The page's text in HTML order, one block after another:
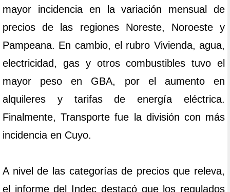
mayor incidencia en la variación mensual de
precios de las regiones Noreste, Noroeste y
Pampeana. En cambio, el rubro Vivienda, agua,
electricidad, gas y otros combustibles tuvo el
mayor peso en GBA, por el aumento en
alquileres y tarifas de energía eléctrica.
Finalmente, Transporte fue la división con más
incidencia en Cuyo.
A nivel de las categorías de precios que releva,
el informe del Indec destacó que los regulados